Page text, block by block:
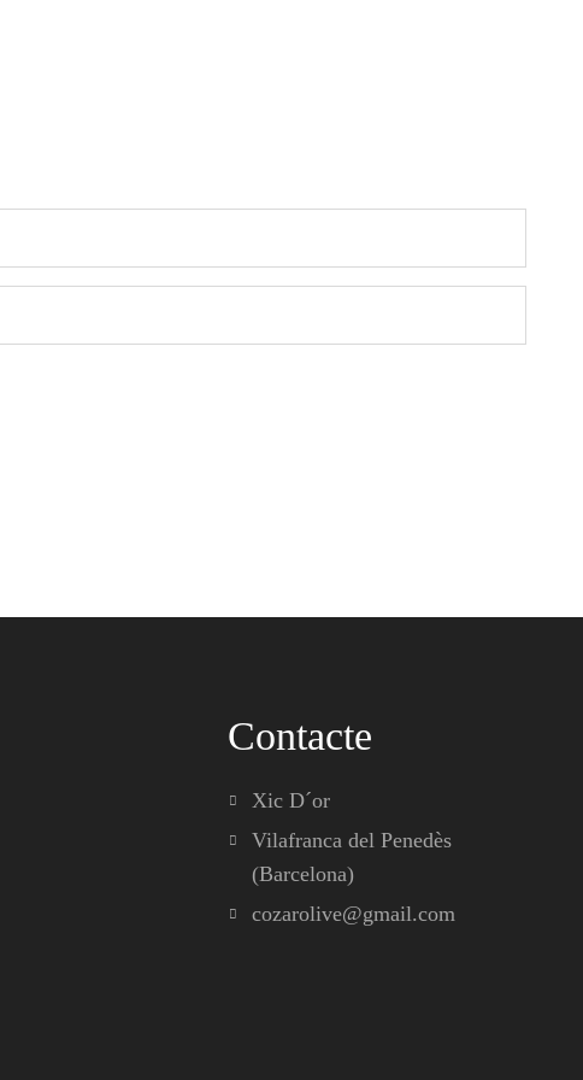
Contacte
Xic D´or
Vilafranca del Penedès
(Barcelona)
cozarolive@gmail.com